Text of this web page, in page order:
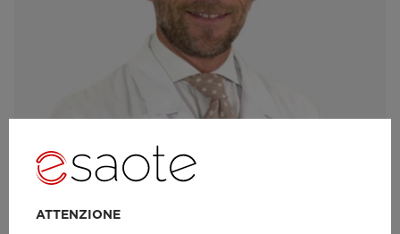
VIDEO
scan Open
ATTENZIONE